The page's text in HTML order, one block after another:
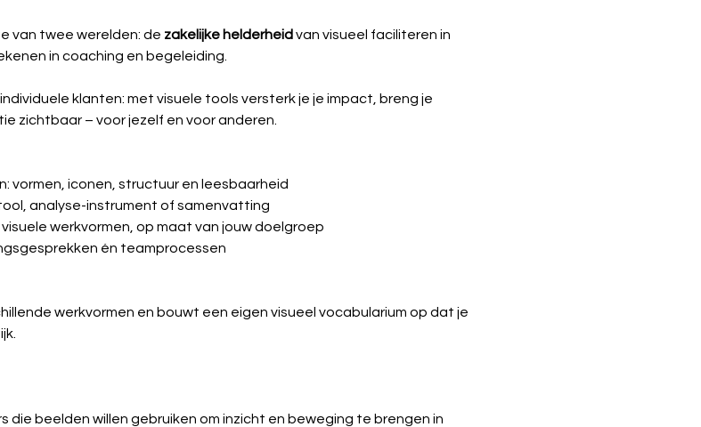
van twee werelden: de zakelijke helderheid van visueel faciliteren in
in coaching en begeleiding.
klanten: met visuele tools versterk je je impact, breng je
zichtbaar – voor jezelf en voor anderen.
vormen, iconen, structuur en leesbaarheid
analyse-instrument of samenvatting
werkvormen, op maat van jouw doelgroep
én teamprocessen
werkvormen en bouwt een eigen visueel vocabularium op dat je
die beelden willen gebruiken om inzicht en beweging te brengen in